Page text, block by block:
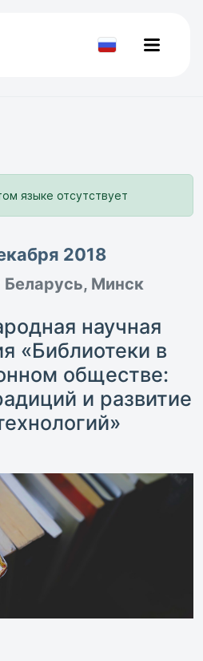
языке отсутствует
2018
Беларусь, Минск
научная
«Библиотеки в
обществе:
и развитие